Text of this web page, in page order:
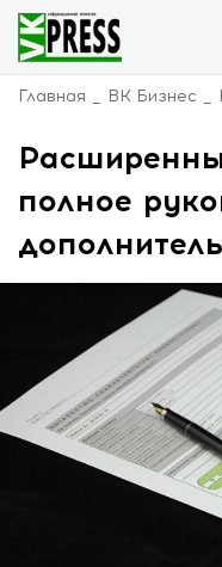
Главная ВК Бизнес
полное